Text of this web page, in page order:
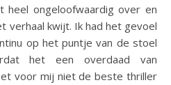
ongeloofwaardig over en
verhaal kwijt. Ik had het gevoel
op het puntje van de stoel
het een overdaad van
voor mij niet de beste thriller